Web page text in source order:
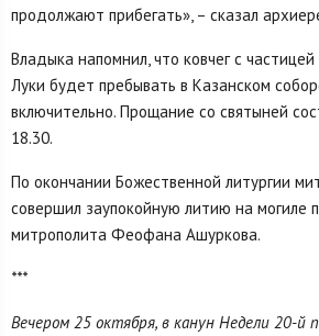
продолжают прибегать», – сказал
Владыка напомнил, что ковчег с
Луки будет пребывать в Казанском
включительно. Прощание со святыней
18.30.
По окончании Божественной литургии
совершил заупокойную литию на могиле
митрополита Феофана Ашуркова.
***
Вечером 25 октября, в канун Недели 20-й